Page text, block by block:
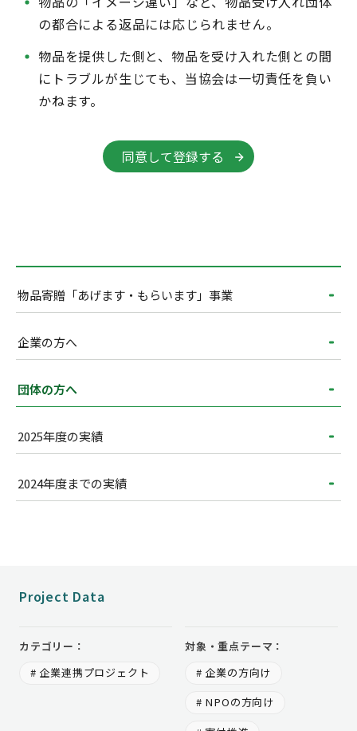
の都合による返品には応じられません。
物品を提供した側と、物品を受け入れた側との間
にトラブルが生じても、当協会は一切責任を負い
かねます。
同意して登録する
物品寄贈「あげます・もらいます」事業
企業の方へ
団体の方へ
2025年度の実績
2024年度までの実績
Project Data
カテゴリー：
# 企業連携プロジェクト
対象・重点テーマ：
# 企業の方向け
# NPOの方向け